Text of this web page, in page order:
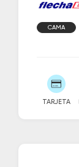
CAMA
TARJETA